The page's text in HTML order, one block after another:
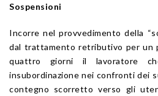
Sospensioni
Incorre nel provvedimento della
dal trattamento retributivo per un
quattro giorni il lavoratore
insubordinazione nei confronti dei
contegno scorretto verso gli